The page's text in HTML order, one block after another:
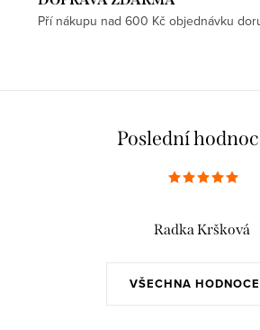
Pří nákupu nad 600 Kč objednávku
Poslední
VŠECHNA
Radka Kršková